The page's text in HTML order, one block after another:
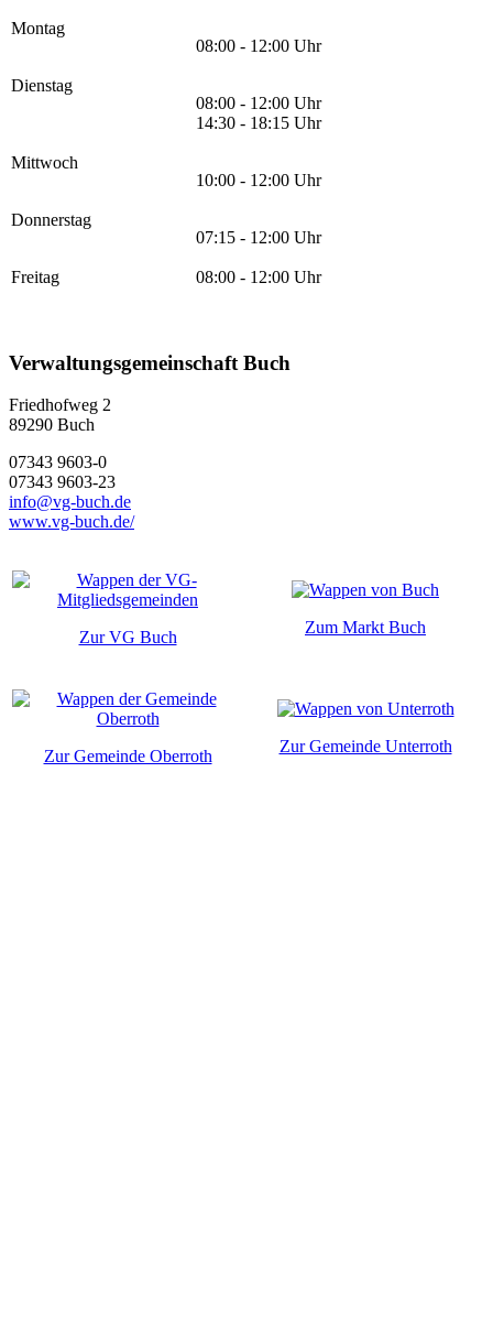
Montag
08:00 - 12:00 Uhr
Dienstag
08:00 - 12:00 Uhr
14:30 - 18:15 Uhr
Mittwoch
10:00 - 12:00 Uhr
Donnerstag
07:15 - 12:00 Uhr
Freitag 08:00 - 12:00 Uhr
Verwaltungsgemeinschaft Buch
Friedhofweg 2
89290 Buch
07343 9603-0
07343 9603-23
info@vg-buch.de
www.vg-buch.de/
Zur VG Buch
Zum Markt Buch
Zur Gemeinde Oberroth
Zur Gemeinde Unterroth